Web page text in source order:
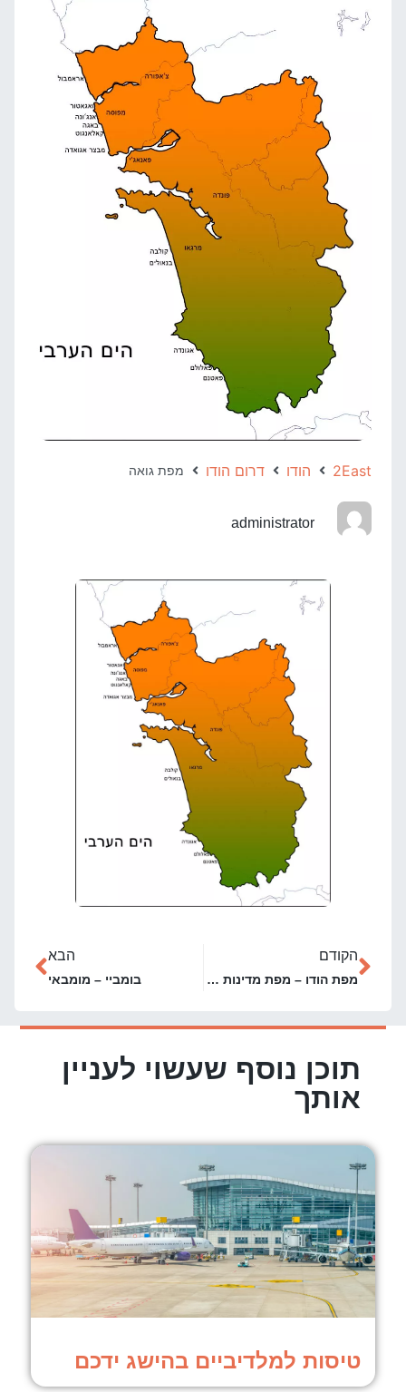
2East הודו דרום הודו מפת גואה
administrator
הקודם
מפת הודו – מפת מדינות בהודו
הבא
בומביי – מומבאי
תוכן נוסף שעשוי לעניין
אותך
טיסות למלדיביים בהישג ידכם